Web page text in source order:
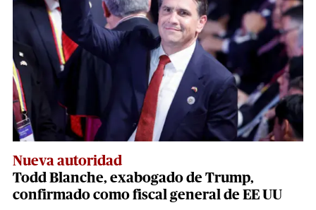
Nueva autoridad
Todd Blanche, exabogado de Trump,
confirmado como fiscal general de EE UU